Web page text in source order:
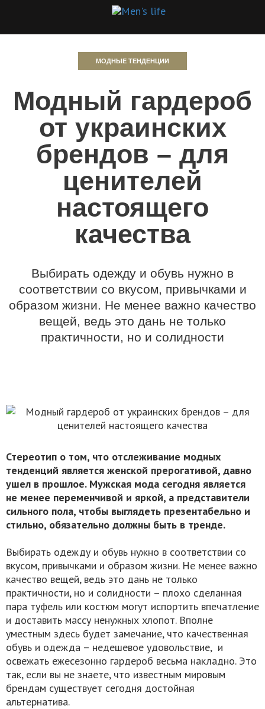
МОДНЫЕ ТЕНДЕНЦИИ
Модный гардероб
от украинских
брендов – для
ценителей
настоящего
качества
Выбирать одежду и обувь нужно в
соответствии со вкусом, привычками и
образом жизни. Не менее важно качество
вещей, ведь это дань не только
практичности, но и солидности
Стереотип о том, что отслеживание модных
тенденций является женской прерогативой, давно
ушел в прошлое. Мужская мода сегодня является
не менее переменчивой и яркой, а представители
сильного пола, чтобы выглядеть презентабельно и
стильно, обязательно должны быть в тренде.
Выбирать одежду и обувь нужно в соответствии со
вкусом, привычками и образом жизни. Не менее важно
качество вещей, ведь это дань не только
практичности, но и солидности – плохо сделанная
пара туфель или костюм могут испортить впечатление
и доставить массу ненужных хлопот. Вполне
уместным здесь будет замечание, что качественная
обувь и одежда – недешевое удовольствие, и
освежать ежесезонно гардероб весьма накладно. Это
так, если вы не знаете, что известным мировым
брендам существует сегодня достойная
альтернатива.